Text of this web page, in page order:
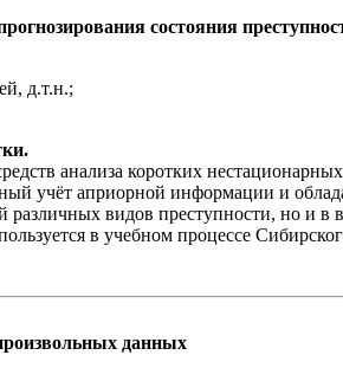
состояния
д.т.н.;
анализа коротких
учёт априорной информации и
различных видов преступности, но и
в учебном процессе
данных